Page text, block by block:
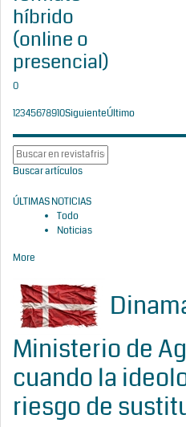
híbrido
(online o
presencial)
0
12345678910SiguienteÚltimo
Buscar artículos
ÚLTIMAS NOTICIAS
Todo
Noticias
More
Ministerio de
cuando la
riesgo de